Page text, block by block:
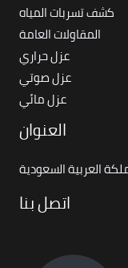
كشف تسربات المياه
المقاولات العامة
عزل حراري
عزل صوتي
عزل مائي
العنوان
العربية السعودية
اتصل بنا